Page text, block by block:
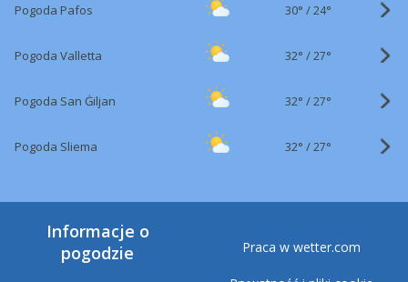
Pogoda Pafos 30° /24°
Pogoda Valletta 32° /27°
Pogoda San Ġiljan 32° /27°
Pogoda Sliema 32° /27°
Informacje o
pogodzie
Praca w wetter.com